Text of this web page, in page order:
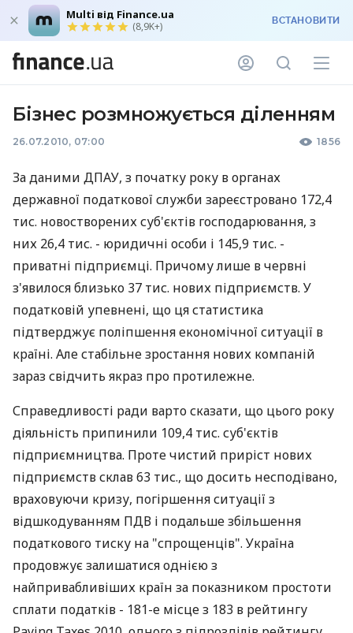
Multi від Finance.ua
(8,9K+) ВСТАНОВИТИ
Бізнес розмножується діленням
26.07.2010, 07:00 1856
За даними ДПАУ, з початку року в органах
державної податкової служби зареєстровано 172,4
тис. новостворених суб'єктів господарювання, з
них 26,4 тис. - юридичні особи і 145,9 тис. -
приватні підприємці. Причому лише в червні
з'явилося близько 37 тис. нових підприємств. У
податковій упевнені, що ця статистика
підтверджує поліпшення економічної ситуації в
країні. Але стабільне зростання нових компаній
зараз свідчить якраз про протилежне.
Справедливості ради варто сказати, що цього року
діяльність припинили 109,4 тис. суб'єктів
підприємництва. Проте чистий приріст нових
підприємств склав 63 тис., що досить несподівано,
враховуючи кризу, погіршення ситуації з
відшкодуванням ПДВ і подальше збільшення
податкового тиску на "спрощенців". Україна
продовжує залишатися однією з
найпривабливіших країн за показником простоти
сплати податків - 181-е місце з 183 в рейтингу